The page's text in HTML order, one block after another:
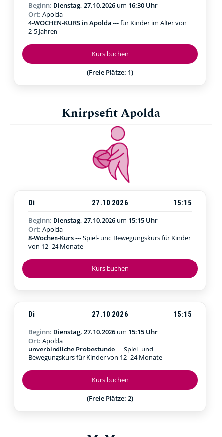
Kurs buchen
(Freie Plätze: 1)
Beginn: Dienstag, 27.10.2026 um 16:30 Uhr
Ort: Apolda
4-WOCHEN-KURS in Apolda --- für Kinder im Alter von
2-5 Jahren
Knirpsefit Apolda
Kurs buchen
Di 27.10.2026
15:15
Beginn: Dienstag, 27.10.2026 um 15:15 Uhr
Ort: Apolda
8-Wochen-Kurs--- Spiel- und Bewegungskurs für Kinder
von 12 -24 Monate
Kurs buchen
(Freie Plätze: 2)
Di 27.10.2026
15:15
Beginn: Dienstag, 27.10.2026 um 15:15 Uhr
Ort: Apolda
unverbindliche Probestunde--- Spiel- und
Bewegungskurs für Kinder von 12 -24 Monate